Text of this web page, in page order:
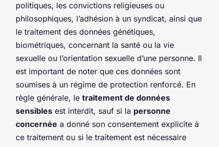
politiques, les convictions religieuses ou
philosophiques, l’adhésion à un syndicat, ainsi que
le traitement des données génétiques,
biométriques, concernant la santé ou la vie
sexuelle ou l’orientation sexuelle d’une personne. Il
est important de noter que ces données sont
soumises à un régime de protection renforcé. En
règle générale, le traitement de données
sensibles est interdit, sauf si la personne
concernée a donné son consentement explicite à
ce traitement ou si le traitement est nécessaire